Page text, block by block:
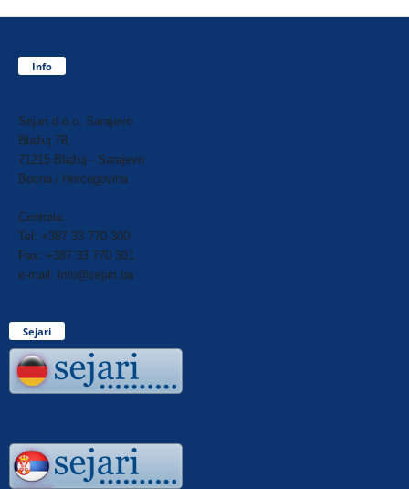
Info
Sejari d.o.o. Sarajevo
Blažuj 78,
71215 Blažuj - Sarajevo
Bosna i Hercegovina
Centrala:
Tel: +387 33 770 300
Fax: +387 33 770 301
e-mail: info@sejari.ba
Sejari